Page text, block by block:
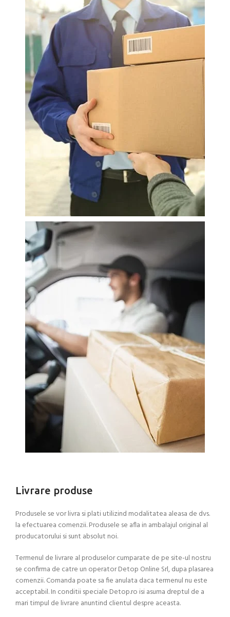
Livrare produse
Produsele se vor livra si plati utilizind modalitatea aleasa de dvs.
la efectuarea comenzii. Produsele se afla in ambalajul original al
producatorului si sunt absolut noi.
Termenul de livrare al produselor cumparate de pe site-ul nostru
se confirma de catre un operator Detop Online Srl, dupa plasarea
comenzii. Comanda poate sa fie anulata daca termenul nu este
acceptabil. In conditii speciale Detop.ro isi asuma dreptul de a
mari timpul de livrare anuntind clientul despre aceasta.